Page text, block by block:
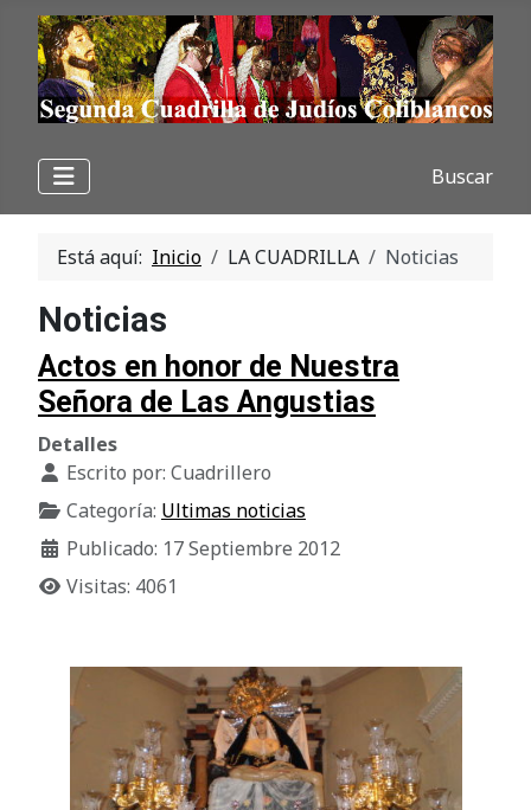
Buscar
Está aquí: Inicio LA CUADRILLA Noticias
Noticias
Actos en honor de Nuestra
Señora de Las Angustias
Detalles
Escrito por: Cuadrillero
Categoría: Ultimas noticias
Publicado: 17 Septiembre 2012
Visitas: 4061